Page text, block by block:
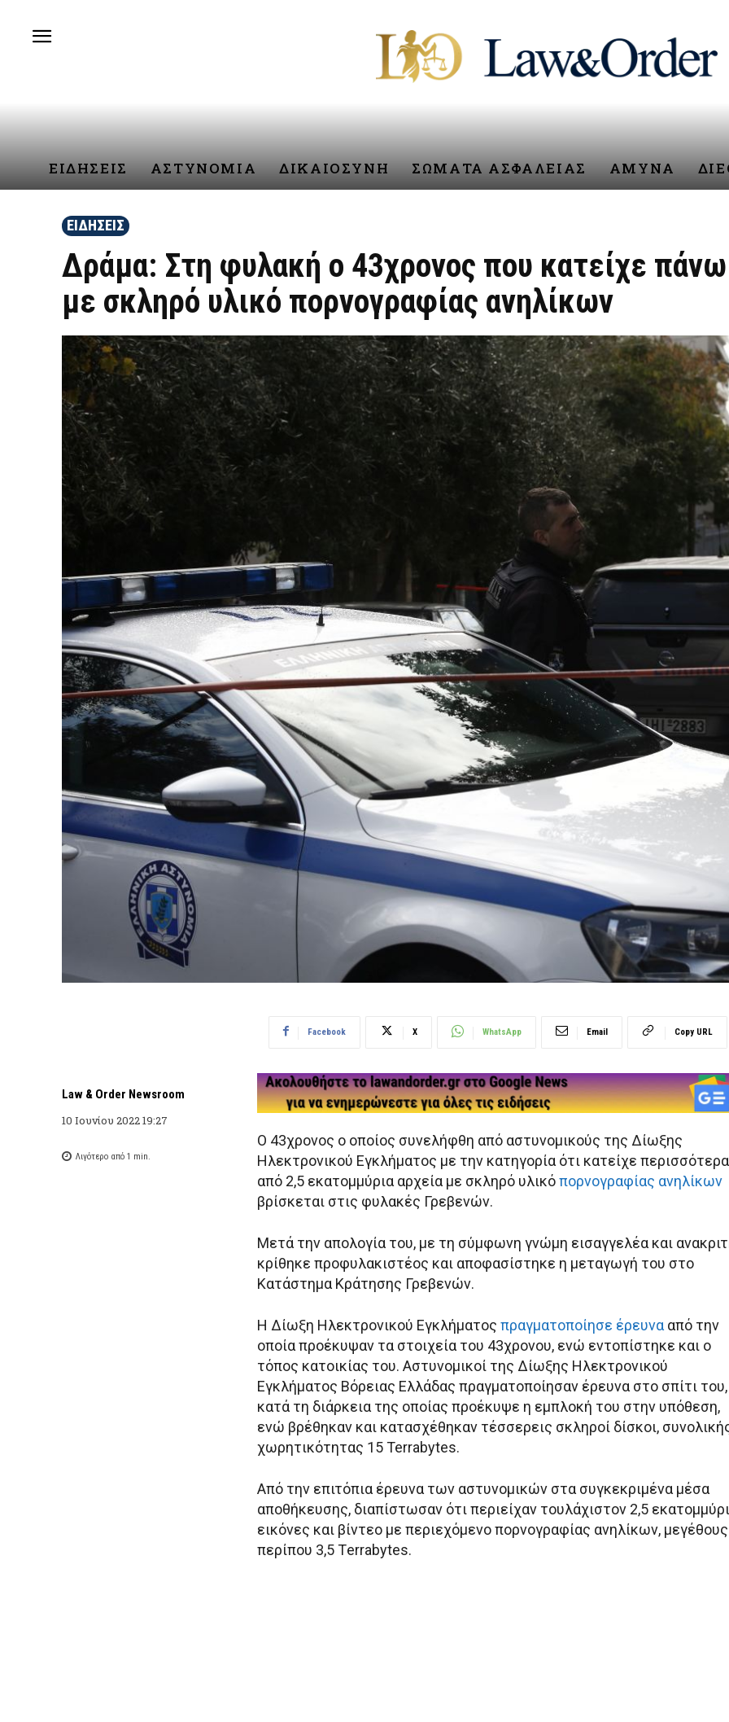
ΕΙΔΗΣΕΙΣ ΑΣΤΥΝΟΜΙΑ ΔΙΚΑΙΟΣΥΝΗ ΣΩΜΑΤΑ ΑΣΦΑΛΕΙΑΣ ΑΜΥΝΑ
ΕΙΔΗΣΕΙΣ
Δράμα: Στη φυλακή ο 43χρονος που κατείχε
με σκληρό υλικό πορνογραφίας ανηλίκων
Law & Order Newsroom
10 Ιουνίου 2022 19:27
Λιγότερο από 1 min.
Facebook X WhatsApp Email Copy URL
Ο 43χρονος ο οποίος συνελήφθη από αστυνομικούς της Δίωξης
Ηλεκτρονικού Εγκλήματος με την κατηγορία ότι κατείχε περισσότερα
από 2,5 εκατομμύρια αρχεία με σκληρό υλικόπορνογραφίας ανηλίκων
βρίσκεται στις φυλακές Γρεβενών.
Μετά την απολογία του, με τη σύμφωνη γνώμη εισαγγελέα και
κρίθηκε προφυλακιστέος και αποφασίστηκε η μεταγωγή του στο
Κατάστημα Κράτησης Γρεβενών.
Η Δίωξη Ηλεκτρονικού Εγκλήματος πραγματοποίησε έρευνα από την
οποία προέκυψαν τα στοιχεία του 43χρονου, ενώ εντοπίστηκε και ο
τόπος κατοικίας του. Αστυνομικοί της Δίωξης Ηλεκτρονικού
Εγκλήματος Βόρειας Ελλάδας πραγματοποίησαν έρευνα στο σπίτι του,
κατά τη διάρκεια της οποίας προέκυψε η εμπλοκή του στην υπόθεση,
ενώ βρέθηκαν και κατασχέθηκαν τέσσερεις σκληροί δίσκοι,
χωρητικότητας 15 Terrabytes.
Από την επιτόπια έρευνα των αστυνομικών στα συγκεκριμένα μέσα
αποθήκευσης, διαπίστωσαν ότι περιείχαν τουλάχιστον 2,5
εικόνες και βίντεο με περιεχόμενο πορνογραφίας ανηλίκων, μεγέθους
περίπου 3,5 Τerrabytes.